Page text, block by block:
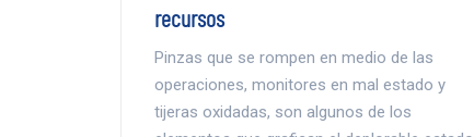
recursos
Pinzas que se rompen en medio de las
operaciones, monitores en mal estado y
tijeras oxidadas, son algunos de los